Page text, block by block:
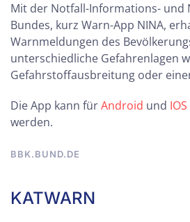
Mit der Notfall-Informations- und
Bundes, kurz Warn-App NINA,
Warnmeldungen des
unterschiedliche Gefahrenlagen
Gefahrstoffausbreitung oder
Die App kann fürAndroid und IOS
werden.
BBK.BUND.DE
KATWARN